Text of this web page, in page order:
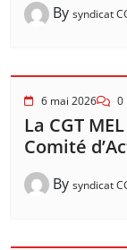
By syndicat
6 mai 2026 0
La CGT
Comité
By syndicat